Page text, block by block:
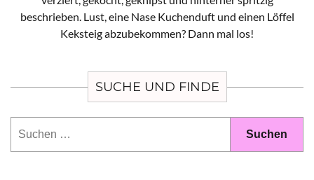
beschrieben. Lust, eine Nase Kuchenduft und einen Löffel
Keksteig abzubekommen? Dann mal los!
SUCHE UND FINDE